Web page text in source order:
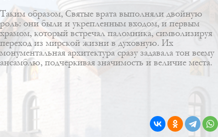
Таким образом, Святые врата выполняли двойную
роль: они были и укрепленным входом, и первым
храмом, который встречал паломника, символизируя
переход из мирской жизни в духовную. Их
монументальная архитектура сразу задавала тон всему
ансамблю, подчеркивая значимость и величие места.